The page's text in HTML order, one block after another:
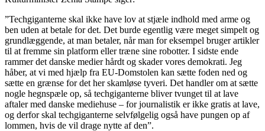
”Techgiganterne skal ikke have lov at stjæle indhold med arme og
ben uden at betale for det. Det burde egentlig være meget simpelt og
grundlæggende, at man betaler, når man for eksempel bruger artikler
til at fremme sin platform eller træne sine robotter. I sidste ende
rammer det danske medier hårdt og skader vores demokrati. Jeg
håber, at vi med hjælp fra EU-Domstolen kan sætte foden ned og
sætte en grænse for det her skamløse tyveri. Det handler om at sætte
nogle hegnspæle op, så techgiganterne bliver tvunget til at lave
aftaler med danske mediehuse – for journalistik er ikke gratis at lave,
og derfor skal techgiganterne selvfølgelig også have pungen op af
lommen, hvis de vil drage nytte af den”.